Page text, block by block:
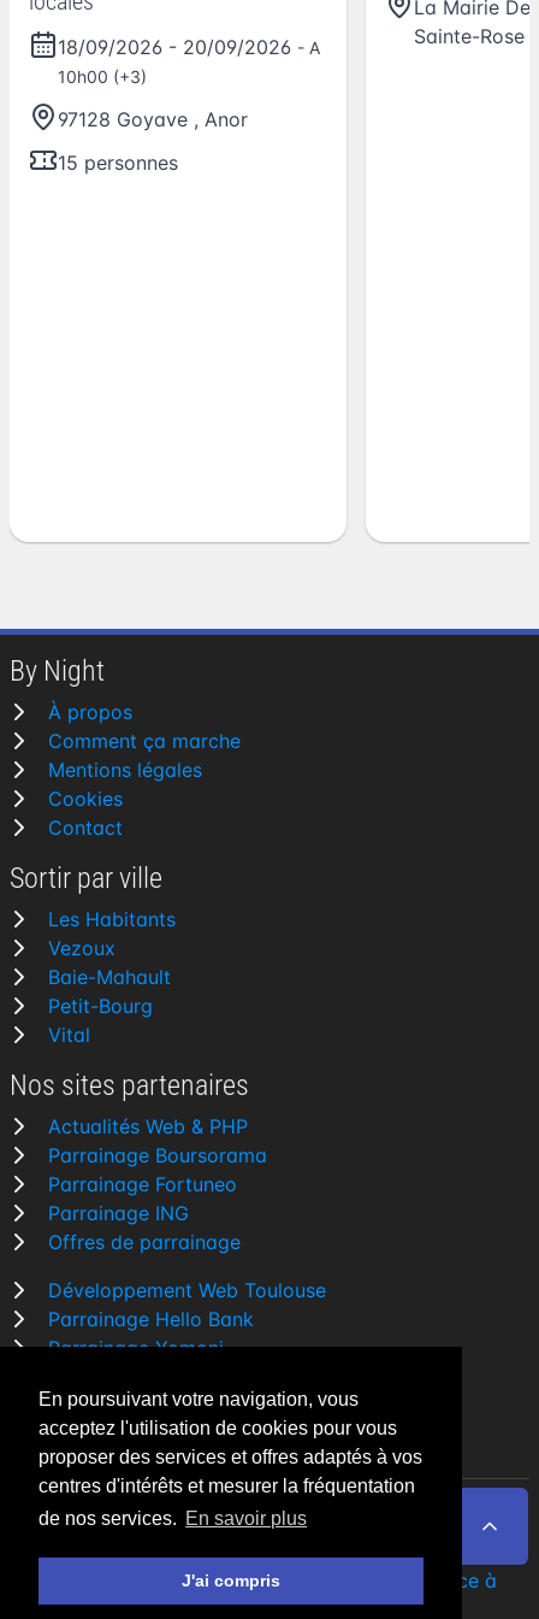
En poursuivant votre navigation, vous
acceptez l'utilisation de cookies pour vous
proposer des services et offres adaptés à vos
centres d'intérêts et mesurer la fréquentation
de nos services. En savoir plus
J'ai compris
18/09/2026 - 20/09/2026 - A
10h00 (+3)
97128 Goyave , Anor
15 personnes
La Mairie De
Sainte-Rose
By Night
À propos
Comment ça marche
Mentions légales
Cookies
Contact
Sortir par ville
Les Habitants
Vezoux
Baie-Mahault
Petit-Bourg
Vital
Nos sites partenaires
Actualités Web & PHP
Parrainage Boursorama
Parrainage Fortuneo
Parrainage ING
Offres de parrainage
Développement Web Toulouse
Parrainage Hello Bank
Parrainage Yomoni
Comparatif banque
By Night v5.7.3| © 2026 - Tous droits réservés
par undéveloppeur Web Freelance à
Toulouse